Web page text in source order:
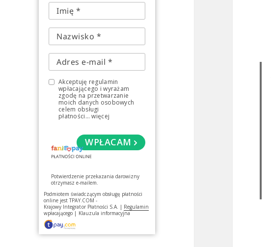
Akceptuję regulamin
wpłacającego i wyrażam
zgodę na przetwarzanie
moich danych osobowych
celem obsługi
płatności... więcej
WPŁACAM
Potwierdzenie przekazania darowizny
otrzymasz e-mailem.
Podmiotem świadczącym obsługę płatności
online jestTPAY.COM -
Krajowy Integrator Płatności S.A. | Regulamin
wpłacającego | Klauzula informacyjna